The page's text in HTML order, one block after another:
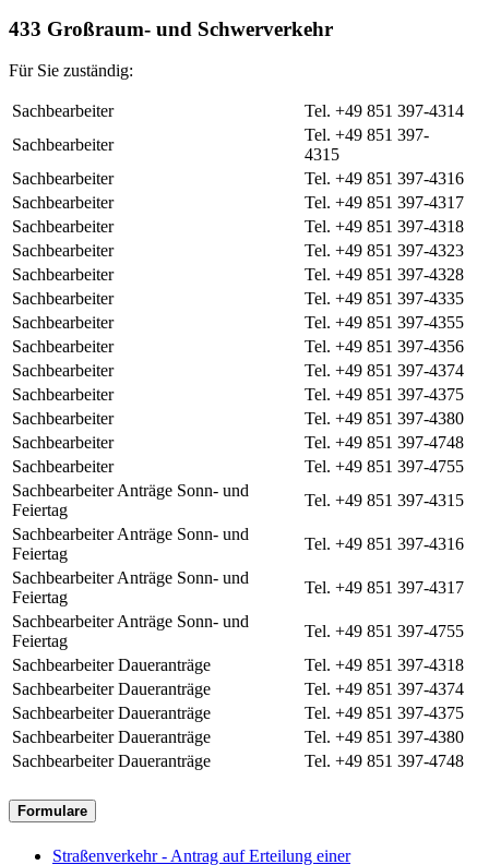
433 Großraum- und Schwerverkehr
Für Sie zuständig:
Sachbearbeiter
Tel. +49 851 397-4314
Sachbearbeiter
Tel. +49 851 397-
4315
Sachbearbeiter
Tel. +49 851 397-4316
Sachbearbeiter
Tel. +49 851 397-4317
Sachbearbeiter
Tel. +49 851 397-4318
Sachbearbeiter
Tel. +49 851 397-4323
Sachbearbeiter
Tel. +49 851 397-4328
Sachbearbeiter
Tel. +49 851 397-4335
Sachbearbeiter
Tel. +49 851 397-4355
Sachbearbeiter
Tel. +49 851 397-4356
Sachbearbeiter
Tel. +49 851 397-4374
Sachbearbeiter
Tel. +49 851 397-4375
Sachbearbeiter
Tel. +49 851 397-4380
Sachbearbeiter
Tel. +49 851 397-4748
Sachbearbeiter
Tel. +49 851 397-4755
Sachbearbeiter Anträge Sonn- und
Feiertag
Tel. +49 851 397-4315
Sachbearbeiter Anträge Sonn- und
Feiertag
Tel. +49 851 397-4316
Sachbearbeiter Anträge Sonn- und
Feiertag
Tel. +49 851 397-4317
Sachbearbeiter Anträge Sonn- und
Feiertag
Tel. +49 851 397-4755
Sachbearbeiter Daueranträge
Tel. +49 851 397-4318
Sachbearbeiter Daueranträge
Tel. +49 851 397-4374
Sachbearbeiter Daueranträge
Tel. +49 851 397-4375
Sachbearbeiter Daueranträge
Tel. +49 851 397-4380
Sachbearbeiter Daueranträge
Tel. +49 851 397-4748
Formulare
Straßenverkehr - Antrag auf Erteilung einer